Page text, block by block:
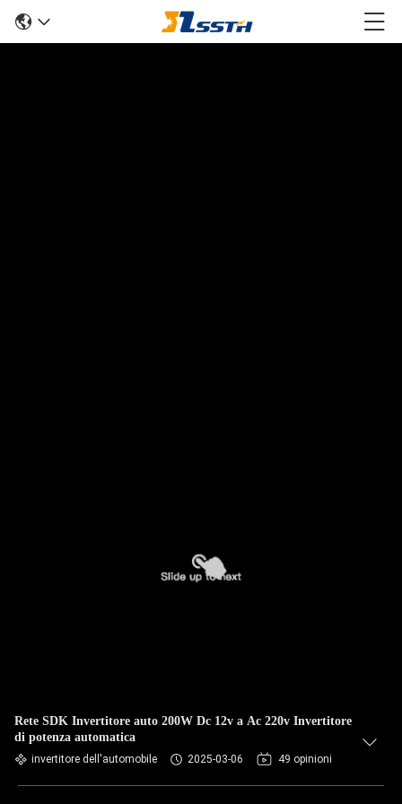
Rete SDK Invertitore auto 200W Dc 12v a Ac 220v Invertitore
di potenza automatica
invertitore dell'automobile 2025-03-06 49 opinioni